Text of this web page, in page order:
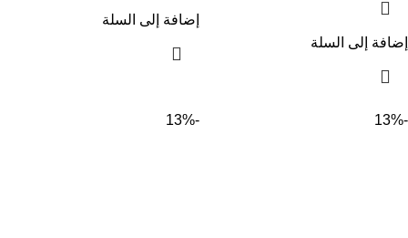
إضافة إلى السلة
إضافة إلى السلة
-13%
-13%